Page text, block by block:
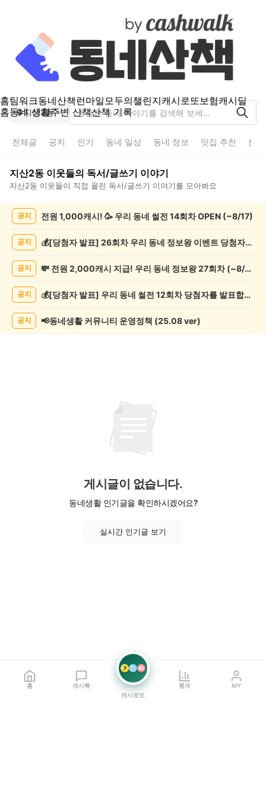
홈팀워크동네산책런마일모두의챌린지캐시로또보험캐시딜
홈동네 생활주변 산책산책 기록
지산2동
전체글 공지 인기 동네 일상 동네 정보 맛집 추천 분
지산2동 이웃들의 독서/글쓰기 이야기
지산2동 이웃들이 직접 올린 독서/글쓰기 이야기를 모아봐요
서/
글
공지 전원 1,000캐시! 🥳 우리 동네 썰전 14회차 OPEN (~8/17)
공지 💰[당첨자 발표] 26회차 우리 동네 정보왕 이벤트 당첨자를 발표합니다!
공지 💸 전원 2,000캐시 지급! 우리 동네 정보왕 27회차 (~8/10)
공지 💰[당첨자 발표] 우리 동네 썰전 12회차 당첨자를 발표합니다!
공지 📢동네생활 커뮤니티 운영정책 (25.08 ver)
게시글이 없습니다.
동네생활 인기글을 확인하시겠어요?
실시간 인기글 보기
홈 캐시톡
7 21 42
캐시로또
통계 MY